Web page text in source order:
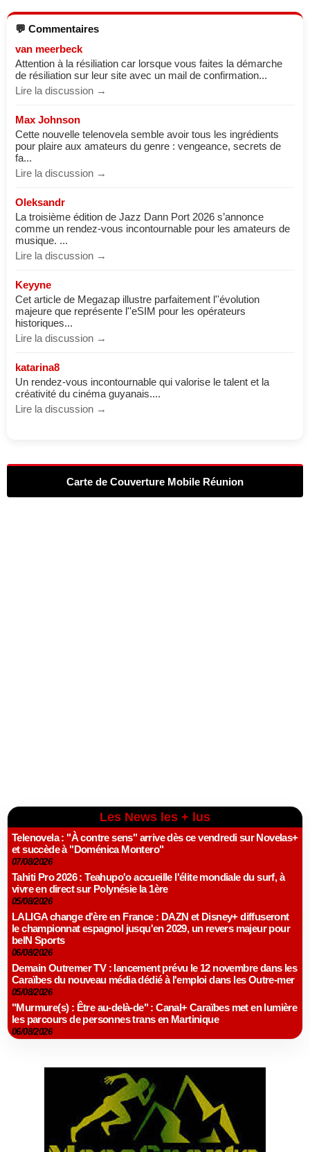
💬 Commentaires
van meerbeck
Attention à la résiliation car lorsque vous faites la démarche
de résiliation sur leur site avec un mail de confirmation...
Lire la discussion →
Max Johnson
Cette nouvelle telenovela semble avoir tous les ingrédients
pour plaire aux amateurs du genre : vengeance, secrets de
fa...
Lire la discussion →
Oleksandr
La troisième édition de Jazz Dann Port 2026 s’annonce
comme un rendez-vous incontournable pour les amateurs de
musique. ...
Lire la discussion →
Keyyne
Cet article de Megazap illustre parfaitement l''évolution
majeure que représente l''eSIM pour les opérateurs
historiques...
Lire la discussion →
katarina8
Un rendez-vous incontournable qui valorise le talent et la
créativité du cinéma guyanais....
Lire la discussion →
Carte de Couverture Mobile Réunion
Les News les + lus
Telenovela : "À contre sens" arrive dès ce vendredi sur Novelas+
et succède à "Doménica Montero"
07/08/2026
Tahiti Pro 2026 : Teahupo'o accueille l'élite mondiale du surf, à
vivre en direct sur Polynésie la 1ère
05/08/2026
LALIGA change d'ère en France : DAZN et Disney+ diffuseront
le championnat espagnol jusqu'en 2029, un revers majeur pour
beIN Sports
06/08/2026
Demain Outremer TV : lancement prévu le 12 novembre dans les
Caraïbes du nouveau média dédié à l'emploi dans les Outre-mer
05/08/2026
"Murmure(s) : Être au-delà-de" : Canal+ Caraïbes met en lumière
les parcours de personnes trans en Martinique
06/08/2026